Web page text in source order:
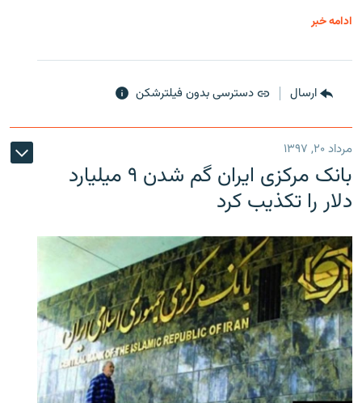
ادامه خبر
ارسال دسترسی بدون فیلترشکن
مرداد ۲۰, ۱۳۹۷
بانک مرکزی ایران گم شدن ۹ میلیارد
دلار را تکذیب کرد